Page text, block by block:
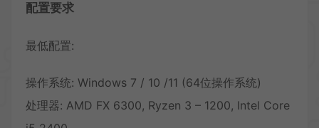
配置要求
最低配置:
操作系统: Windows 7 / 10 /11 (64位操作系统)
处理器: AMD FX 6300, Ryzen 3 – 1200, Intel Core